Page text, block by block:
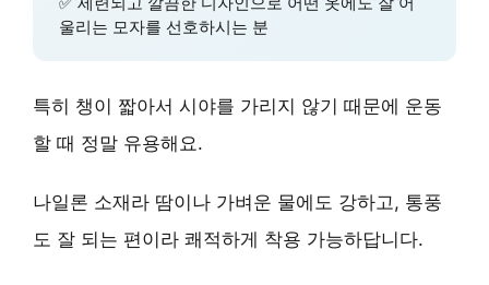
울리는 모자를 선호하시는 분
특히 챙이 짧아서 시야를 가리지 않기 때문에 운동
할 때 정말 유용해요.
나일론 소재라 땀이나 가벼운 물에도 강하고, 통풍
도 잘 되는 편이라 쾌적하게 착용 가능하답니다.